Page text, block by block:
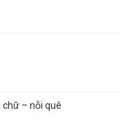
chữ – nỗi quê